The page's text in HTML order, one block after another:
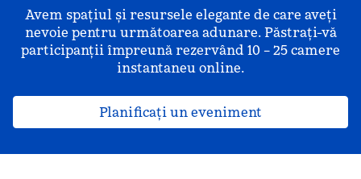
Avem spațiul și resursele elegante de care aveți
nevoie pentru următoarea adunare. Păstrați-vă
participanții împreună rezervând 10 – 25 camere
instantaneu online.
Planificați un eveniment